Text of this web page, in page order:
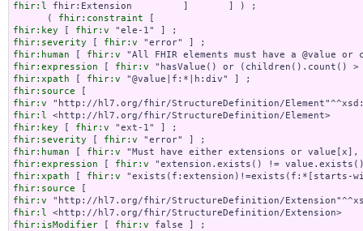
fhir:l fhir:Extension         ]       ] ) ;
      (
fhir:constraint
fhir:key [ fhir:v
fhir:severity [ fhir:v
fhir:human [ fhir:v
fhir:expression [ fhir:v
fhir:xpath [ fhir:v
fhir:source
fhir:v
fhir:l
fhir:key [ fhir:v
fhir:severity [ fhir:v
fhir:human [ fhir:v
fhir:expression [ fhir:v
fhir:xpath [ fhir:v
fhir:source
fhir:v
fhir:l
fhir:isModifier [ fhir:v